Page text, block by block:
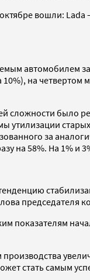
вошли: Lada
автомобилем за
10%), на
сложности было
утилизации
за
на 58%. На 1% и
председателя
показателям
стать самым